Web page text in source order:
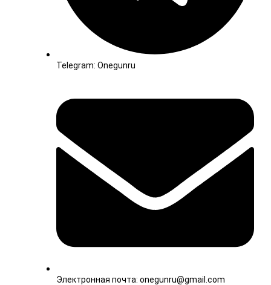
Telegram: Onegunru
Электронная почта: onegunru@gmail.com